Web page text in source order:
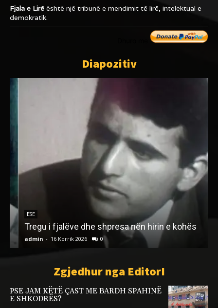
Fjala e Lirë është një tribunë e mendimit të lirë, intelektual e
demokratik.
Diapozitiv
Tregu i fjalëve dhe shpresa nën hirin e kohës
admin - 16 Korrik 2026 0
Zgjedhur nga EditorI
PSE JAM KËTË ÇAST ME BARDH SPAHINË
E SHKODRËS?